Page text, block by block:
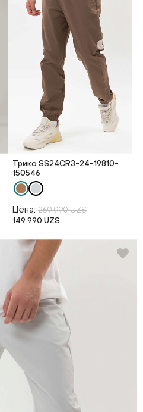
Трико SS24CR3-24-19810-
150546
Цена: 269 990 UZS
149 990 UZS